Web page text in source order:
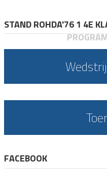
STAND ROHDA'76 1 4E
FACEBOOK